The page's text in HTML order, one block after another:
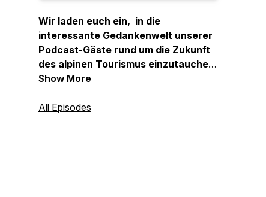
Wir laden euch ein, in die
interessante Gedankenwelt unserer
Podcast-Gäste rund um die Zukunft
des alpinen Tourismus einzutauchen.
Hört zu, diskutiert mit und lasst euch
Show More
All Episodes